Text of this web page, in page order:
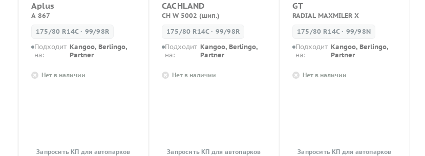
Aplus
A 867
175/80 R14C · 99/98R
Подходит
на:
Kangoo, Berlingo,
Partner
Нет в наличии
Запросить КП для автопарков
CACHLAND
CH W 5002 (шип.)
175/80 R14C · 99/98R
Подходит
на:
Kangoo, Berlingo,
Partner
Нет в наличии
Запросить КП для автопарков
GT
RADIAL MAXMILER X
175/80 R14C · 99/98N
Подходит
на:
Kangoo, Berlingo,
Partner
Нет в наличии
Запросить КП для автопарков